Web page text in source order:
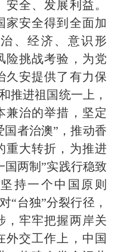
全、发展利益。
家安全得到全面加
、经济、意识形
险挑战考验，为党
久安提供了有力保
推进祖国统一上，
兼治的举措，坚定
国者治澳”，推动香
重大转折，为推进
国两制”实践行稳致
持一个中国原则
“台独”分裂行径，
，牢牢把握两岸关
外交工作上，中国